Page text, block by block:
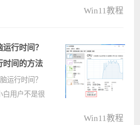
，但简单易
Win11教程
行时间？
时间的方法
行时间？
白用户不是很
Win11教程